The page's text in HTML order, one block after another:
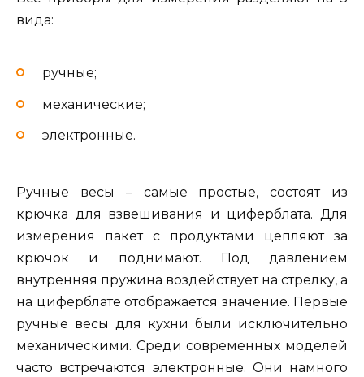
вида:
ручные;
механические;
электронные.
Ручные весы – самые простые, состоят из
крючка для взвешивания и циферблата. Для
измерения пакет с продуктами цепляют за
крючок и поднимают. Под давлением
внутренняя пружина воздействует на стрелку, а
на циферблате отображается значение. Первые
ручные весы для кухни были исключительно
механическими. Среди современных моделей
часто встречаются электронные. Они намного